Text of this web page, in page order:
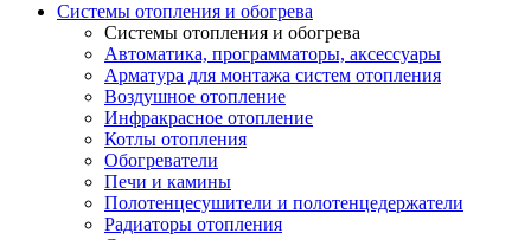
Системы отопления и обогрева
Системы отопления и обогрева
Автоматика, программаторы, аксессуары
Арматура для монтажа систем отопления
Воздушное отопление
Инфракрасное отопление
Котлы отопления
Обогреватели
Печи и камины
Полотенцесушители и полотенцедержатели
Радиаторы отопления